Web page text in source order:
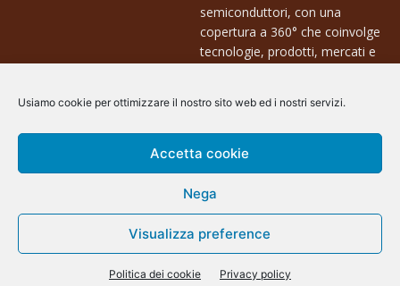
Usiamo cookie per ottimizzare il nostro sito web ed i nostri servizi.
Accetta cookie
Nega
Visualizza preference
Politica dei cookie Privacy policy
semiconduttori, con una
copertura a 360° che coinvolge
tecnologie, prodotti, mercati e
Contatti:
info@arscommunication.it
@ArsCommunication 2023